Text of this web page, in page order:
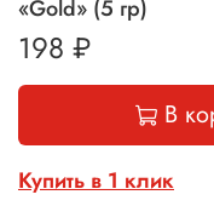
«Gold» (5 гр)
198 ₽
В
Купить в 1 клик